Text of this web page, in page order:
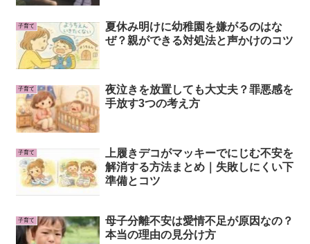
子育て
夏休み明けに幼稚園を嫌がるのはな
ぜ？親ができる対処法と声かけのコツ
子育て
夜泣きを放置しても大丈夫？罪悪感を
手放す3つの考え方
子育て
上履きデコがマッキーでにじむ不安を
解消する方法まとめ｜失敗しにくい下
準備とコツ
子育て
母子分離不安は愛情不足が原因なの？
本当の理由の見分け方